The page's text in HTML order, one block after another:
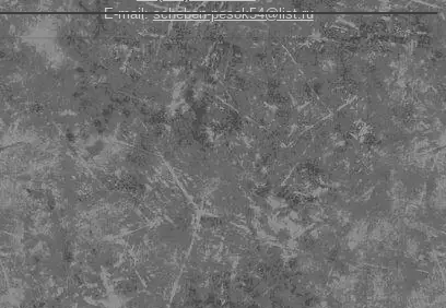
E-mail:scheben-pesok54@list.ru